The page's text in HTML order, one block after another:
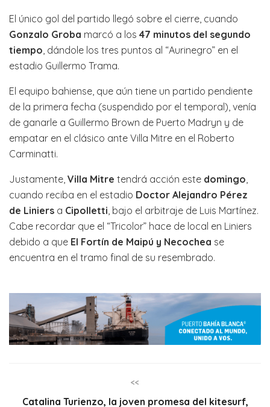
El único gol del partido llegó sobre el cierre, cuando
Gonzalo Groba marcó a los 47 minutos del segundo
tiempo , dándole los tres puntos al “Aurinegro” en el
estadio Guillermo Trama.
El equipo bahiense, que aún tiene un partido pendiente
de la primera fecha (suspendido por el temporal), venía
de ganarle a Guillermo Brown de Puerto Madryn y de
empatar en el clásico ante Villa Mitre en el Roberto
Carminatti.
Justamente, Villa Mitre tendrá acción este domingo
cuando reciba en el estadio Doctor Alejandro Pérez
de Liniers a Cipolletti , bajo el arbitraje de Luis Martínez.
Cabe recordar que el “Tricolor” hace de local en Liniers
debido a que El Fortín de Maipú y Necochea se
encuentra en el tramo final de su resembrado.
<<
Catalina Turienzo, la joven promesa del kitesurf,